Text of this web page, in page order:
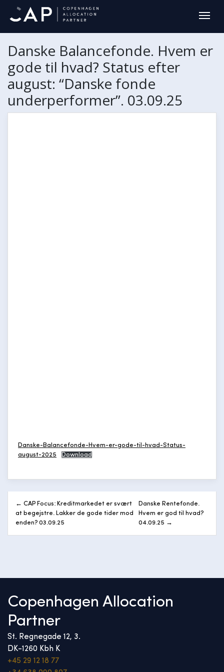
Danske Balancefonde. Hvem er
gode til hvad? Status efter
august: “Danske fonde
underperformer”. 03.09.25
Danske-Balancefonde-Hvem-er-gode-til-hvad-Status-
august-2025
Download
Indlægsnavigation
← CAP Focus: Kreditmarkedet er svært
at begejstre. Lakker de gode tider mod
enden? 03.09.25
Danske Rentefonde.
Hvem er god til hvad?
04.09.25 →
Copenhagen Allocation
Partner
St. Regnegade 12, 3.
DK-1260 Kbh K
+45 29 12 18 77